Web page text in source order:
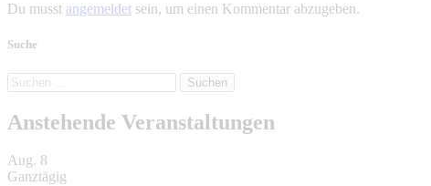
Du musst angemeldet sein, um einen Kommentar abzugeben.
Suche
Suchen
nach:
Anstehende Veranstaltungen
Aug. 8
Ganztägig